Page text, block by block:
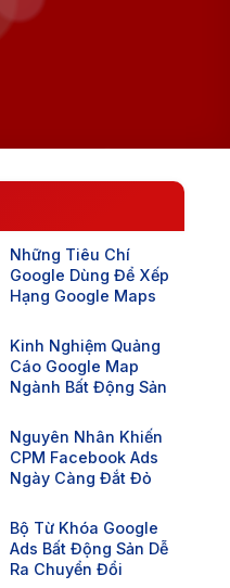
Những Tiêu Chí
Google Dùng Để Xếp
Hạng Google Maps
Kinh Nghiệm Quảng
Cáo Google Map
Ngành Bất Động Sản
Nguyên Nhân Khiến
CPM Facebook Ads
Ngày Càng Đắt Đỏ
Bộ Từ Khóa Google
Ads Bất Động Sản Dễ
Ra Chuyển Đổi